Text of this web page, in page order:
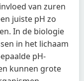
van zuren
juiste pH zo
In de biologie
in het lichaam
pH-
kunnen grote